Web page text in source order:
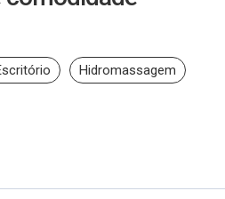
Hidromassagem